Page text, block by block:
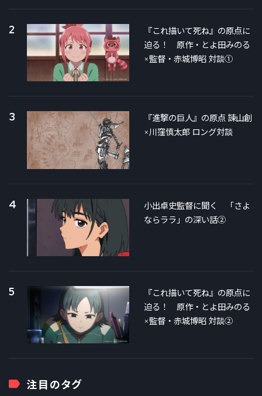
2
『これ描いて死ね』の原点に
迫る！ 原作・とよ田みのる
×監督・赤城博昭 対談①
3
『進撃の巨人』の原点 諫山創
×川窪慎太郎 ロング対談
4
小出卓史監督に聞く 「さよ
ならララ」の深い話②
5
『これ描いて死ね』の原点に
迫る！ 原作・とよ田みのる
×監督・赤城博昭 対談②
注目のタグ